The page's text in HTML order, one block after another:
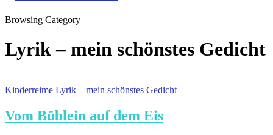
Browsing Category
Lyrik – mein schönstes Gedicht
Kinderreime Lyrik – mein schönstes Gedicht
Vom Büblein auf dem Eis